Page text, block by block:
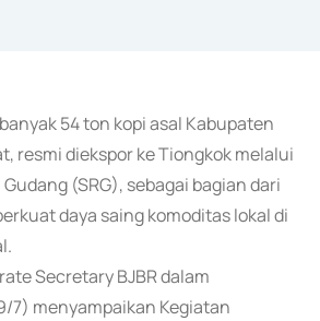
54 ton kopi asal Kabupaten
resmi diekspor ke Tiongkok melalui
(SRG), sebagai bagian dari
daya saing komoditas lokal di
Secretary BJBR dalam
7) menyampaikan Kegiatan